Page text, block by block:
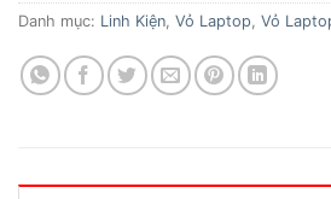
Danh mục: Linh Kiện, Vỏ Laptop, Vỏ